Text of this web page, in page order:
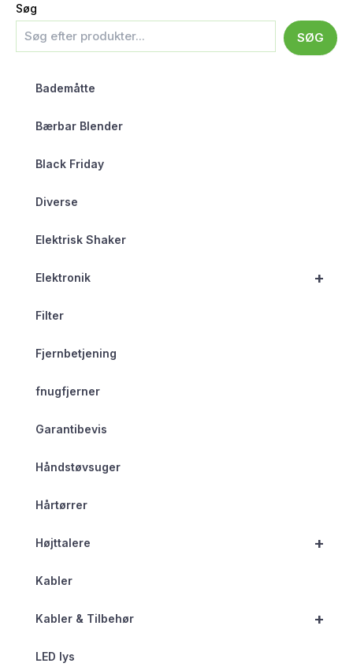
Søg
SØG
Bademåtte
Bærbar Blender
Black Friday
Diverse
Elektrisk Shaker
+
Elektronik
Filter
Fjernbetjening
fnugfjerner
Garantibevis
Håndstøvsuger
Hårtørrer
+
Højttalere
Kabler
+
Kabler & Tilbehør
LED lys